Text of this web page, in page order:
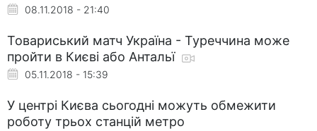
08.11.2018 - 21:40
Товариський матч Україна - Туреччина може
пройти в Києві або Антальї
05.11.2018 - 15:39
У центрі Києва сьогодні можуть обмежити
роботу трьох станцій метро